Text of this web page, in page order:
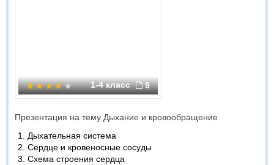
1-4 класс 9
Презентация на тему Дыхание и кровообращение
Дыхательная система
Сердце и кровеносные сосуды
Схема строения сердца